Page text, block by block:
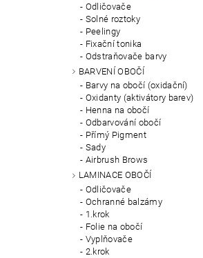
Odličovače
Solné roztoky
Peelingy
Fixační tonika
Odstraňovače barvy
BARVENÍ OBOČÍ
Barvy na obočí (oxidační)
Oxidanty (aktivátory barev)
Henna na obočí
Odbarvování obočí
Přímý Pigment
Sady
Airbrush Brows
LAMINACE OBOČÍ
Odličovače
Ochranné balzámy
1.krok
Folie na obočí
Vyplňovače
2.krok